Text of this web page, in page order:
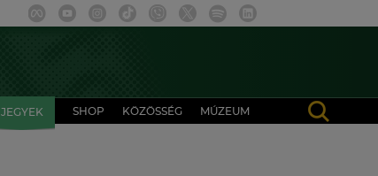
JEGYEK SHOP KÖZÖSSÉG MÚZEUM